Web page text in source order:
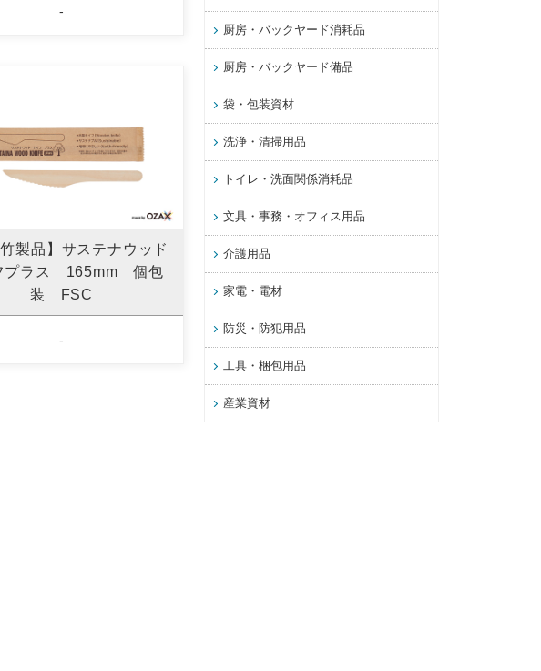
-
竹製品】サステナウッド
プラス 165mm 個包
装 FSC
-
厨房・バックヤード消耗品
厨房・バックヤード備品
袋・包装資材
洗浄・清掃用品
トイレ・洗面関係消耗品
文具・事務・オフィス用品
介護用品
家電・電材
防災・防犯用品
工具・梱包用品
産業資材